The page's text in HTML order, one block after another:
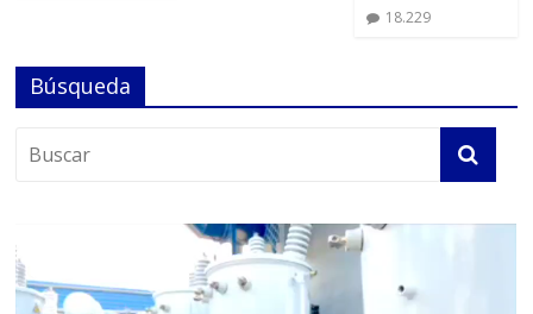
18.229
Búsqueda